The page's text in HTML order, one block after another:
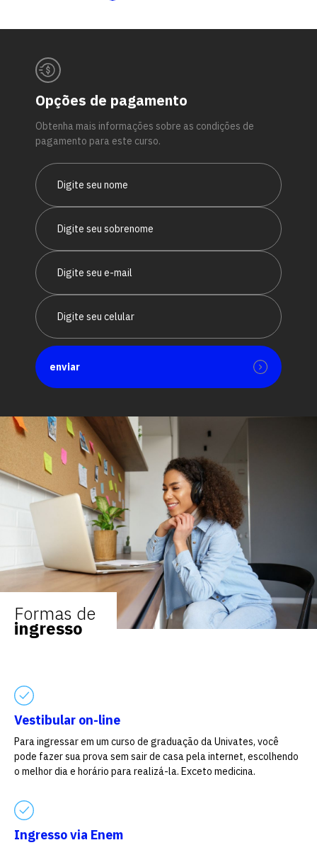
Opções de pagamento
Obtenha mais informações sobre as condições de
pagamento para este curso.
enviar
Formas de
ingresso
Vestibular on-line
Para ingressar em um curso de graduação da Univates, você
pode fazer sua prova sem sair de casa pela internet, escolhendo
o melhor dia e horário para realizá-la. Exceto medicina.
Ingresso via Enem